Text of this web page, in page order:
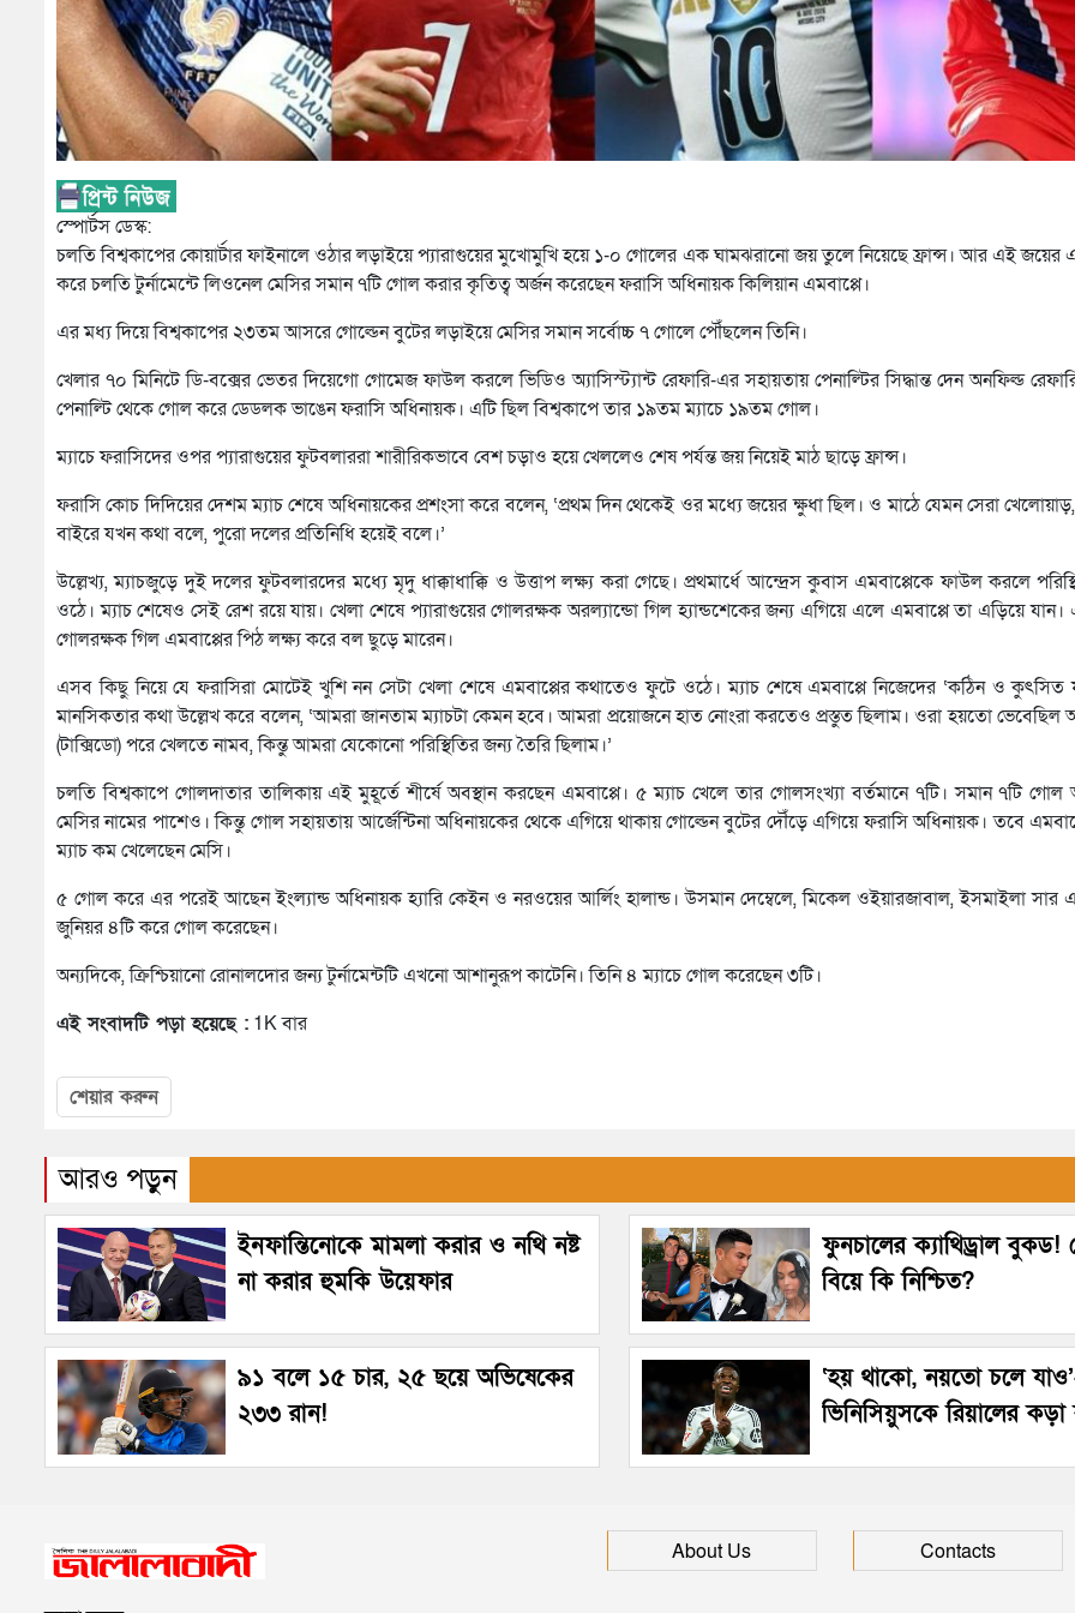
স্পোর্টস ডেস্ক:
চলতি বিশ্বকাপের কোয়ার্টার ফাইনালে ওঠার লড়াইয়ে প্যারাগুয়ের মুখোমুখি হয়ে ১-০ গোলের এক ঘামঝরানো জয় তুলে নিয়েছে ফ্রান্স। আর এই জয়ের
করে চলতি টুর্নামেন্টে লিওনেল মেসির সমান ৭টি গোল করার কৃতিত্ব অর্জন করেছেন ফরাসি অধিনায়ক কিলিয়ান এমবাপ্পে।
এর মধ্য দিয়ে বিশ্বকাপের ২৩তম আসরে গোল্ডেন বুটের লড়াইয়ে মেসির সমান সর্বোচ্চ ৭ গোলে পৌঁছলেন তিনি।
খেলার ৭০ মিনিটে ডি-বক্সের ভেতর দিয়েগো গোমেজ ফাউল করলে ভিডিও অ্যাসিস্ট্যান্ট রেফারি-এর সহায়তায় পেনাল্টির সিদ্ধান্ত দেন অনফিল্ড
পেনাল্টি থেকে গোল করে ডেডলক ভাঙেন ফরাসি অধিনায়ক। এটি ছিল বিশ্বকাপে তার ১৯তম ম্যাচে ১৯তম গোল।
ম্যাচে ফরাসিদের ওপর প্যারাগুয়ের ফুটবলাররা শারীরিকভাবে বেশ চড়াও হয়ে খেললেও শেষ পর্যন্ত জয় নিয়েই মাঠ ছাড়ে ফ্রান্স।
ফরাসি কোচ দিদিয়ের দেশম ম্যাচ শেষে অধিনায়কের প্রশংসা করে বলেন, ‘প্রথম দিন থেকেই ওর মধ্যে জয়ের ক্ষুধা ছিল। ও মাঠে যেমন সেরা
বাইরে যখন কথা বলে, পুরো দলের প্রতিনিধি হয়েই বলে।’
উল্লেখ্য, ম্যাচজুড়ে দুই দলের ফুটবলারদের মধ্যে মৃদু ধাক্কাধাক্কি ও উত্তাপ লক্ষ্য করা গেছে। প্রথমার্ধে আন্দ্রেস কুবাস এমবাপ্পেকে ফাউল করলে
ওঠে। ম্যাচ শেষেও সেই রেশ রয়ে যায়। খেলা শেষে প্যারাগুয়ের গোলরক্ষক অরল্যান্ডো গিল হ্যান্ডশেকের জন্য এগিয়ে এলে এমবাপ্পে তা এড়িয়ে যান।
গোলরক্ষক গিল এমবাপ্পের পিঠ লক্ষ্য করে বল ছুড়ে মারেন।
এসব কিছু নিয়ে যে ফরাসিরা মোটেই খুশি নন সেটা খেলা শেষে এমবাপ্পের কথাতেও ফুটে ওঠে। ম্যাচ শেষে এমবাপ্পে নিজেদের ‘কঠিন ও কুৎসিত
মানসিকতার কথা উল্লেখ করে বলেন, ‘আমরা জানতাম ম্যাচটা কেমন হবে। আমরা প্রয়োজনে হাত নোংরা করতেও প্রস্তুত ছিলাম। ওরা হয়তো ভেবেছিল
(টাক্সিডো) পরে খেলতে নামব, কিন্তু আমরা যেকোনো পরিস্থিতির জন্য তৈরি ছিলাম।’
চলতি বিশ্বকাপে গোলদাতার তালিকায় এই মুহূর্তে শীর্ষে অবস্থান করছেন এমবাপ্পে। ৫ ম্যাচ খেলে তার গোলসংখ্যা বর্তমানে ৭টি। সমান ৭টি
মেসির নামের পাশেও। কিন্তু গোল সহায়তায় আর্জেন্টিনা অধিনায়কের থেকে এগিয়ে থাকায় গোল্ডেন বুটের দৌঁড়ে এগিয়ে ফরাসি অধিনায়ক। তবে
ম্যাচ কম খেলেছেন মেসি।
৫ গোল করে এর পরেই আছেন ইংল্যান্ড অধিনায়ক হ্যারি কেইন ও নরওয়ের আর্লিং হালান্ড। উসমান দেম্বেলে, মিকেল ওইয়ারজাবাল, ইসমাইলা সার
জুনিয়র ৪টি করে গোল করেছেন।
অন্যদিকে, ক্রিশ্চিয়ানো রোনালদোর জন্য টুর্নামেন্টটি এখনো আশানুরূপ কাটেনি। তিনি ৪ ম্যাচে গোল করেছেন ৩টি।
এই সংবাদটি পড়া হয়েছে : 1K বার
শেয়ার করুন
আরও পড়ুন
ইনফান্তিনোকে মামলা করার ও নথি নষ্ট
না করার হুমকি উয়েফার
ফুনচালের ক্যাথিড্রাল
বিয়ে কি নিশ্চিত?
৯১ বলে ১৫ চার, ২৫ ছয়ে অভিষেকের
২৩৩ রান!
‘হয় থাকো, নয়তো চলে
ভিনিসিয়ুসকে রিয়ালের কড়া
About Us Contacts